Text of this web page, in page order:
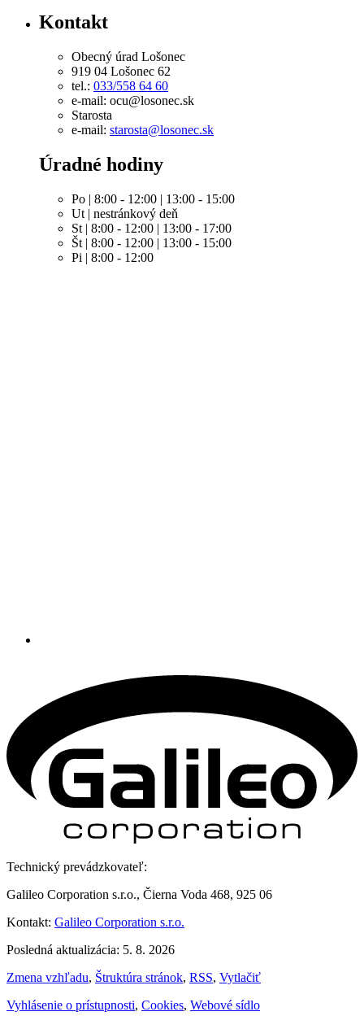
Kontakt
Obecný úrad Lošonec
919 04 Lošonec 62
tel.: 033/558 64 60
e-mail: ocu@losonec.sk
Starosta
e-mail: starosta@losonec.sk
Úradné hodiny
Po | 8:00 - 12:00 | 13:00 - 15:00
Ut | nestránkový deň
St | 8:00 - 12:00 | 13:00 - 17:00
Št | 8:00 - 12:00 | 13:00 - 15:00
Pi | 8:00 - 12:00
Technický prevádzkovateľ:
Galileo Corporation s.r.o., Čierna Voda 468, 925 06
Kontakt: Galileo Corporation s.r.o.
Posledná aktualizácia: 5. 8. 2026
Zmena vzhľadu, Štruktúra stránok, RSS, Vytlačiť
Vyhlásenie o prístupnosti, Cookies, Webové sídlo